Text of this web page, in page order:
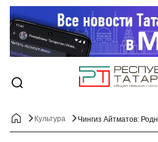
Культура Чингиз Айтматов: